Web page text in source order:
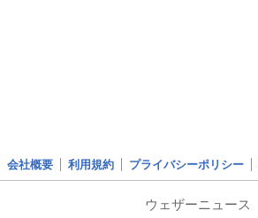
会社概要 利用規約 プライバシーポリシー
ウェザーニュース